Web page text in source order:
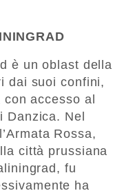
è un oblast della
dai suoi confini,
accesso al
Danzica. Nel
Rossa,
città prussiana
fu
ha